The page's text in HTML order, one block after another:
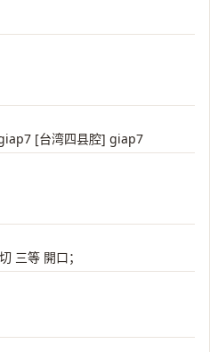
[台湾四县腔] giap7
三等 開口；